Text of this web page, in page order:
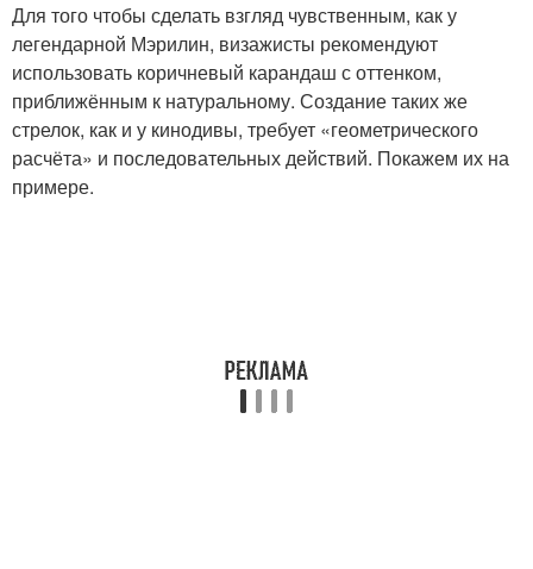
Для того чтобы сделать взгляд чувственным, как у
легендарной Мэрилин, визажисты рекомендуют
использовать коричневый карандаш с оттенком,
приближённым к натуральному. Создание таких же
стрелок, как и у кинодивы, требует «геометрического
расчёта» и последовательных действий. Покажем их на
примере.